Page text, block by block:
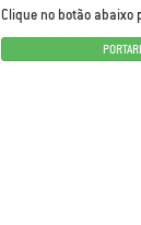
Clique no botão abaixo